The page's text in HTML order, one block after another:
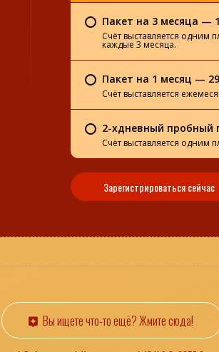
Пакет на 3 месяца —
Счёт выставляется одним
каждые 3 месяца.
Пакет на 1 месяц —
Счёт выставляется
2-хдневный пробный
Счёт выставляется одним
Зарегистрироваться сейчас
Вы ищете что-то ещё? Жмите сюда!